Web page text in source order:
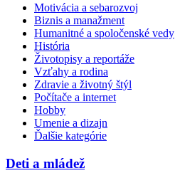
Motivácia a sebarozvoj
Biznis a manažment
Humanitné a spoločenské vedy
História
Životopisy a reportáže
Vzťahy a rodina
Zdravie a životný štýl
Počítače a internet
Hobby
Umenie a dizajn
Ďalšie kategórie
Deti a mládež